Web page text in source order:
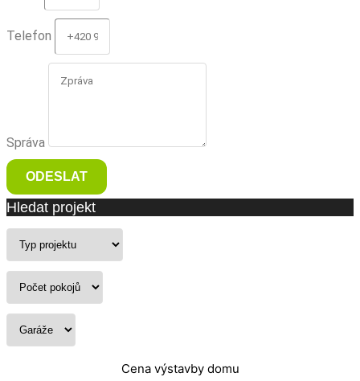
Telefon
Správa
ODESLAT
Hledat projekt
Cena výstavby domu